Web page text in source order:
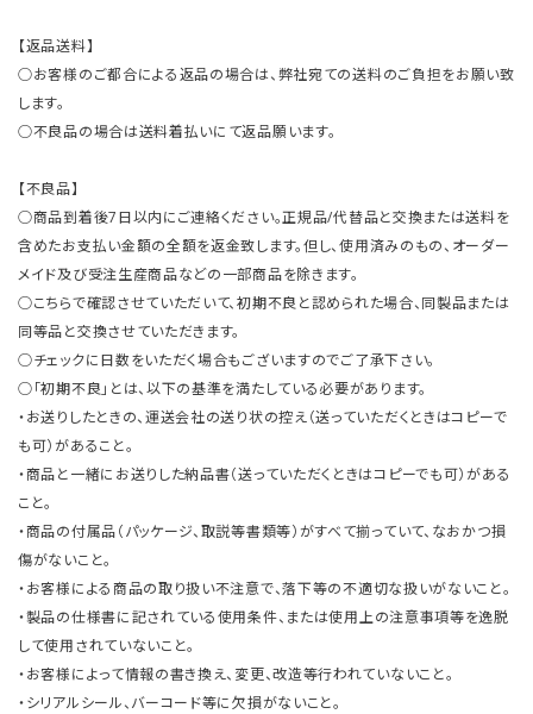
【返品送料】
○お客様のご都合による返品の場合は、弊社宛ての送料のご負担をお願い致
します。
○不良品の場合は送料着払いにて返品願います。
【不良品】
○商品到着後7日以内にご連絡ください。正規品/代替品と交換または送料を
含めたお支払い金額の全額を返金致します。但し、使用済みのもの、オーダー
メイド及び受注生産商品などの一部商品を除きます。
○こちらで確認させていただいて、初期不良と認められた場合、同製品または
同等品と交換させていただきます。
○チェックに日数をいただく場合もございますのでご了承下さい。
○「初期不良」とは、以下の基準を満たしている必要があります。
・お送りしたときの、運送会社の送り状の控え（送っていただくときはコピーで
も可）があること。
・商品と一緒にお送りした納品書（送っていただくときはコピーでも可）がある
こと。
・商品の付属品（パッケージ、取説等書類等）がすべて揃っていて、なおかつ損
傷がないこと。
・お客様による商品の取り扱い不注意で、落下等の不適切な扱いがないこと。
・製品の仕様書に記されている使用条件、または使用上の注意事項等を逸脱
して使用されていないこと。
・お客様によって情報の書き換え、変更、改造等行われていないこと。
・シリアルシール、バーコード等に欠損がないこと。